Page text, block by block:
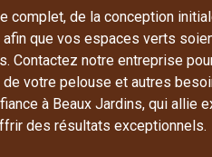
complet, de la conception
que vos espaces verts
Contactez notre entreprise
votre pelouse et autres
à Beaux Jardins, qui allie
des résultats exceptionnels.